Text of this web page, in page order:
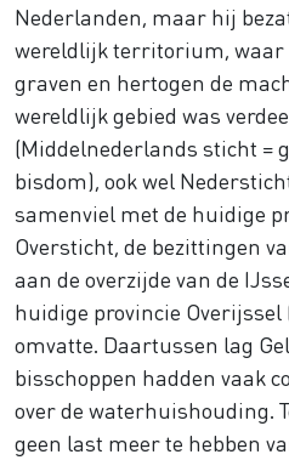
Nederlanden, maar hij
wereldlijk territorium, waar
graven en hertogen de
wereldlijk gebied was
(Middelnederlands sticht =
bisdom), ook wel
samenviel met de huidige
Oversticht, de bezittingen
aan de overzijde van de
huidige provincie
omvatte. Daartussen lag
bisschoppen hadden vaak
over de waterhuishouding.
geen last meer te hebben